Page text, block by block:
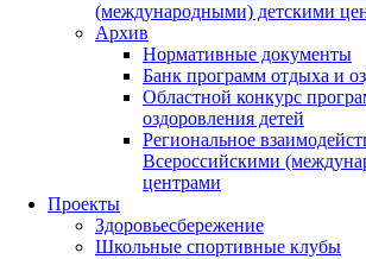
(международными) детскими
Архив
Нормативные документы
Банк программ отдыха и
Областной конкурс
оздоровления детей
Региональное
Всероссийскими
центрами
Проекты
Здоровьесбережение
Школьные спортивные клубы